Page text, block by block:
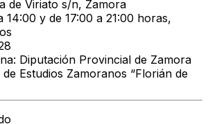
de Viriato s/n, Zamora
14:00 y de 17:00 a 21:00 horas,
Diputación Provincial de Zamora
Estudios Zamoranos “Florián de